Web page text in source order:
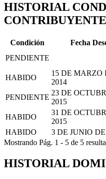
HISTORIAL
CONTRIBUYENTE
Condición Fecha
PENDIENTE
HABIDO
15 DE MARZO
2014
PENDIENTE
23 DE
2015
HABIDO
31 DE
2015
HABIDO
3 DE JUNIO
Mostrando Pág. 1 - 5 de 5
HISTORIAL